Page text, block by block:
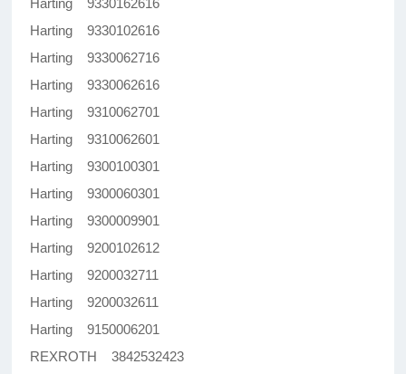
Harting 9330162616
Harting 9330102616
Harting 9330062716
Harting 9330062616
Harting 9310062701
Harting 9310062601
Harting 9300100301
Harting 9300060301
Harting 9300009901
Harting 9200102612
Harting 9200032711
Harting 9200032611
Harting 9150006201
REXROTH 3842532423